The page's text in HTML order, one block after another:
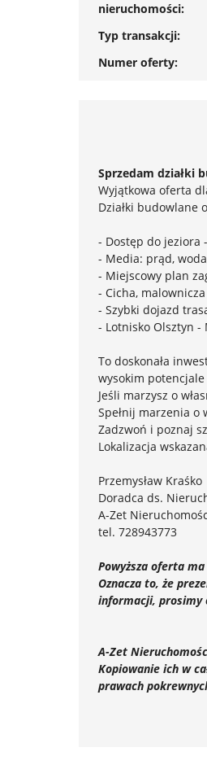
nieruchomości:
Typ transakcji:
Numer oferty:
Sprzedam działki
Wyjątkowa oferta
Działki budowlane
- Dostęp do jeziora
- Media: prąd,
- Miejscowy plan
- Cicha,
- Szybki dojazd
- Lotnisko Olsztyn
To doskonała
wysokim
Jeśli marzysz o
Spełnij marzenia o
Zadzwoń i poznaj
Lokalizacja
Przemysław Kraśko
Doradca ds.
A-Zet
tel. 728943773
Powyższa oferta
Oznacza to, że
informacji, prosimy
A-Zet
Kopiowanie ich w
prawach